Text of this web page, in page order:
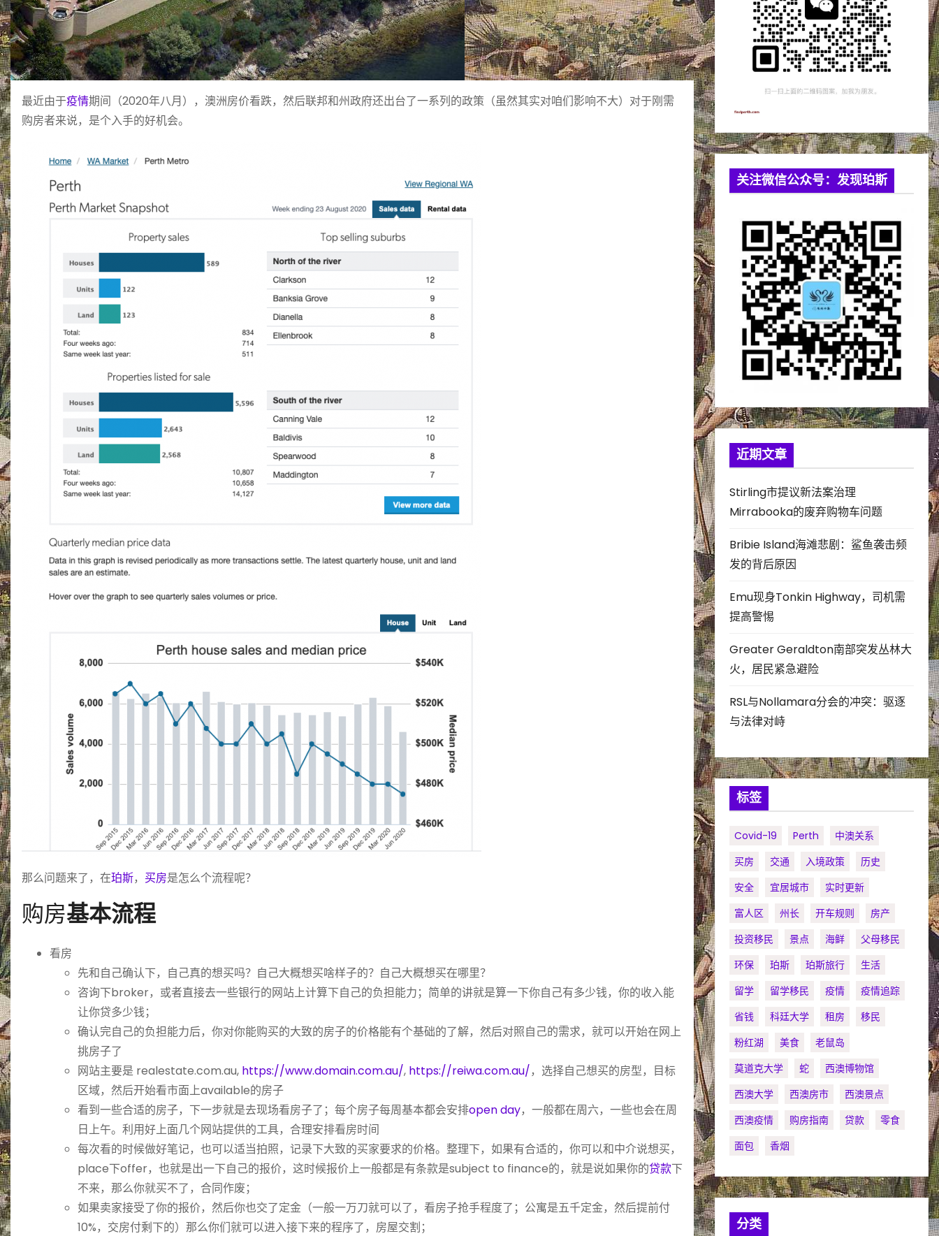
最近由于疫情期间（2020年八月），澳洲房价看跌，然后联邦和州政府还出台了一系列的政策（虽然其实对咱们影响不大）对于刚需
购房者来说，是个入手的好机会。
那么问题来了，在珀斯， 买房是怎么个流程呢？
购房基本流程
看房
先和自己确认下，自己真的想买吗？自己大概想买啥样子的？自己大概想买在哪里？
咨询下broker，或者直接去一些银行的网站上计算下自己的负担能力；简单的讲就是算一下你自己有多少钱，你的收入能
让你贷多少钱；
确认完自己的负担能力后，你对你能购买的大致的房子的价格能有个基础的了解，然后对照自己的需求，就可以开始在网上
挑房子了
网站主要是 realestate.com.au, https://www.domain.com.au/, https://reiwa.com.au/，选择自己想买的房型，目标
区域，然后开始看市面上available的房子
看到一些合适的房子，下一步就是去现场看房子了；每个房子每周基本都会安排open day，一般都在周六，一些也会在周
日上午。利用好上面几个网站提供的工具，合理安排看房时间
每次看的时候做好笔记，也可以适当拍照，记录下大致的买家要求的价格。整理下，如果有合适的，你可以和中介说想买，
place下offer，也就是出一下自己的报价，这时候报价上一般都是有条款是subject to finance的，就是说如果你的贷款下
不来，那么你就买不了，合同作废；
如果卖家接受了你的报价，然后你也交了定金（一般一万刀就可以了，看房子抢手程度了；公寓是五千定金，然后提前付
10%，交房付剩下的）那么你们就可以进入接下来的程序了，房屋交割；
关注微信公众号：发现珀斯
近期文章
Stirling市提议新法案治理
Mirrabooka的废弃购物车问题
Bribie Island海滩悲剧：鲨鱼袭击频
发的背后原因
Emu现身Tonkin Highway，司机需
提高警惕
Greater Geraldton南部突发丛林大
火，居民紧急避险
RSL与Nollamara分会的冲突：驱逐
与法律对峙
标签
Covid-19 Perth
中澳关系
买房
交通 入境政策
历史
安全
宜居城市
实时更新
富人区
州长 开车规则
房产
投资移民
景点 海鲜
父母移民
环保
珀斯 珀斯旅行
生活
留学
留学移民 疫情
疫情追踪
省钱
科廷大学 租房
移民
粉红湖
美食
老鼠岛
莫道克大学
蛇
西澳博物馆
西澳大学
西澳房市
西澳景点
西澳疫情
购房指南 贷款
零食
面包
香烟
分类